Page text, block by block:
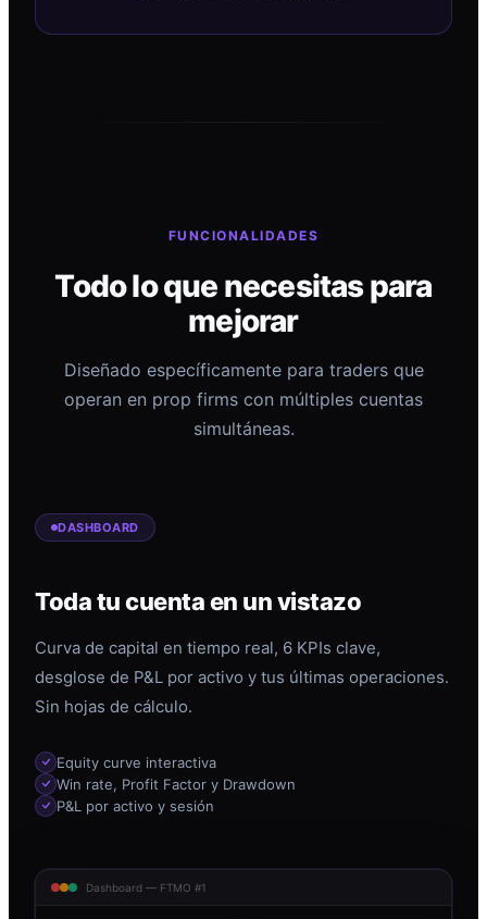
FUNCIONALIDADES
Todo lo que necesitas para
mejorar
Diseñado específicamente para traders que
operan en prop firms con múltiples cuentas
simultáneas.
DASHBOARD
Toda tu cuenta en un vistazo
Curva de capital en tiempo real, 6 KPIs clave,
desglose de P&L por activo y tus últimas operaciones.
Sin hojas de cálculo.
Equity curve interactiva
Win rate, Profit Factor y Drawdown
P&L por activo y sesión
Dashboard — FTMO #1